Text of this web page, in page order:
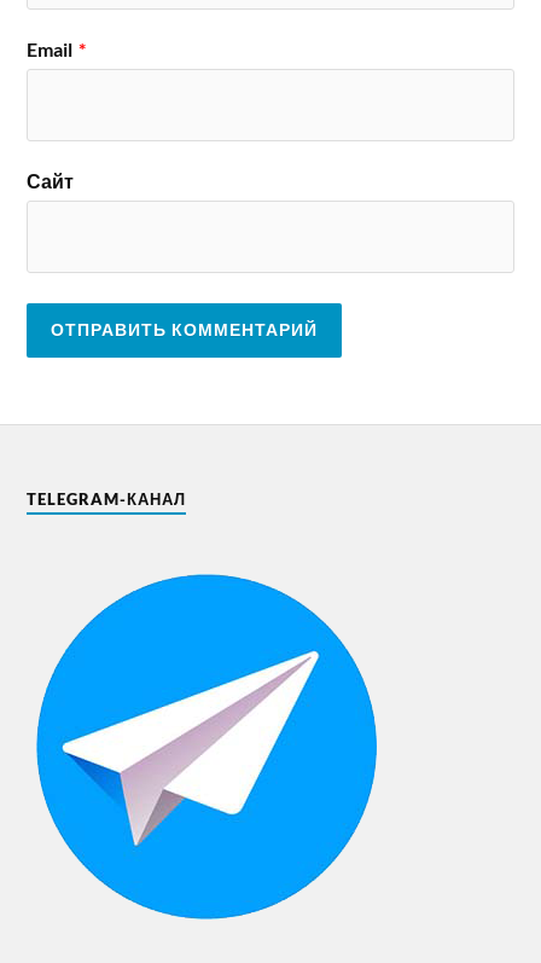
Email *
Сайт
TELEGRAM-КАНАЛ